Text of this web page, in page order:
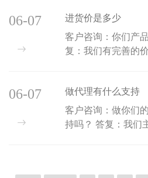
质量...
进货价是多少
客户咨询：你们产
复：我们有完善的
价格体...
06-07
做代理有什么支持
客户咨询：做你们
持吗？ 答复：我们
06-07